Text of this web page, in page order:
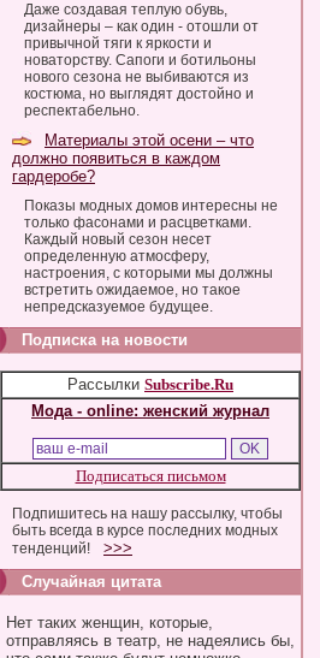
Даже создавая теплую обувь,
дизайнеры – как один - отошли от
привычной тяги к яркости и
новаторству. Сапоги и ботильоны
нового сезона не выбиваются из
костюма, но выглядят достойно и
респектабельно.
Материалы этой осени – что
должно появиться в каждом
гардеробе?
Показы модных домов интересны не
только фасонами и расцветками.
Каждый новый сезон несет
определенную атмосферу,
настроения, с которыми мы должны
встретить ожидаемое, но такое
непредсказуемое будущее.
Подписка на новости
Рассылки Subscribe.Ru
Мода - online: женский журнал
Подписаться письмом
Подпишитесь на нашу рассылку, чтобы
быть всегда в курсе последних модных
тенденций!
>>>
Случайная цитата
Нет таких женщин, которые,
отправляясь в театр, не надеялись бы,